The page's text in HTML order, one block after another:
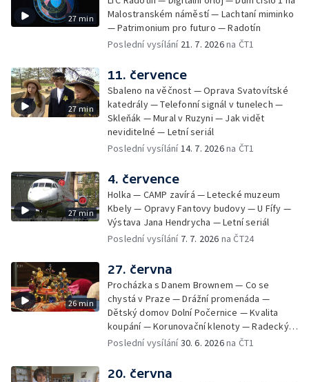
27 min
Malostranském náměstí — Lachtaní miminko
— Patrimonium pro futuro — Radotín
Poslední vysílání 21. 7. 2026na ČT1
27 min
11. července
Sbaleno na věčnost — Oprava Svatovítské
katedrály — Telefonní signál v tunelech —
Skleňák — Mural v Ruzyni — Jak vidět
neviditelné — Letní seriál
Poslední vysílání14. 7. 2026na ČT1
27 min
4. července
Holka — CAMP zavírá — Letecké muzeum
Kbely — Opravy Fantovy budovy — U Fífy —
Výstava Jana Hendrycha — Letní seriál
Poslední vysílání 7. 7. 2026 na ČT24
26 min
27. června
Procházka s Danem Brownem — Co se
chystá v Praze — Drážní promenáda —
Dětský domov Dolní Počernice — Kvalita
koupání — Korunovační klenoty — Radecký
zpátky na Malostranské náměstí — 50 let
Poslední vysílání30. 6. 2026na ČT1
20. června